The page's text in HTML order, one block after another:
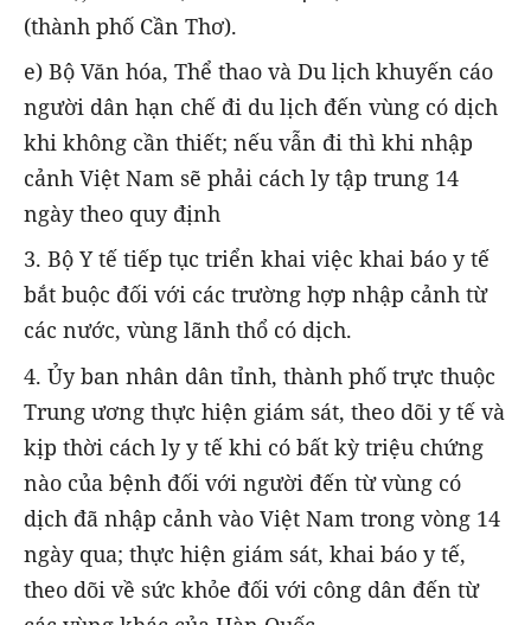
(thành phố Cần Thơ).
e) Bộ Văn hóa, Thể thao và Du lịch khuyến cáo
người dân hạn chế đi du lịch đến vùng có dịch
khi không cần thiết; nếu vẫn đi thì khi nhập
cảnh Việt Nam sẽ phải cách ly tập trung 14
ngày theo quy định
3. Bộ Y tế tiếp tục triển khai việc khai báo y tế
bắt buộc đối với các trường hợp nhập cảnh từ
các nước, vùng lãnh thổ có dịch.
4. Ủy ban nhân dân tỉnh, thành phố trực thuộc
Trung ương thực hiện giám sát, theo dõi y tế và
kịp thời cách ly y tế khi có bất kỳ triệu chứng
nào của bệnh đối với người đến từ vùng có
dịch đã nhập cảnh vào Việt Nam trong vòng 14
ngày qua; thực hiện giám sát, khai báo y tế,
theo dõi về sức khỏe đối với công dân đến từ